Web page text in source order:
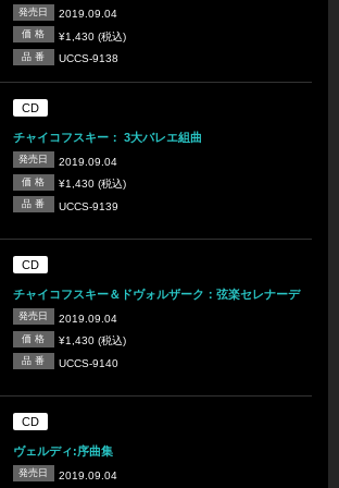
発売日 2019.09.04
価 格 ¥1,430 (税込)
品 番 UCCS-9138
CD
チャイコフスキー： 3大バレエ組曲
発売日 2019.09.04
価 格 ¥1,430 (税込)
品 番 UCCS-9139
CD
チャイコフスキー＆ドヴォルザーク：弦楽セレナーデ
発売日 2019.09.04
価 格 ¥1,430 (税込)
品 番 UCCS-9140
CD
ヴェルディ:序曲集
発売日 2019.09.04